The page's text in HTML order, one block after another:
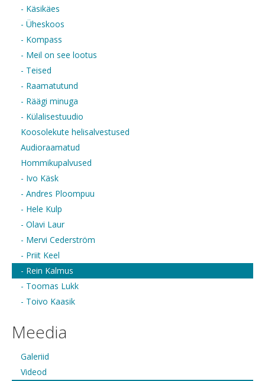
- Käsikäes
- Üheskoos
- Kompass
- Meil on see lootus
- Teised
- Raamatutund
- Räägi minuga
- Külalisestuudio
Koosolekute helisalvestused
Audioraamatud
Hommikupalvused
- Ivo Käsk
- Andres Ploompuu
- Hele Kulp
- Olavi Laur
- Mervi Cederström
- Priit Keel
- Rein Kalmus
- Toomas Lukk
- Toivo Kaasik
Meedia
Galeriid
Videod